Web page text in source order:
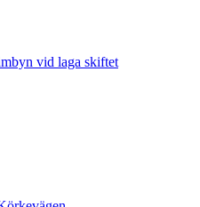
vid laga skiftet